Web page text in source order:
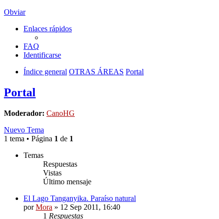
Obviar
Enlaces rápidos
FAQ
Identificarse
Índice general OTRAS ÁREAS Portal
Portal
Moderador: CanoHG
Nuevo Tema
1 tema • Página 1 de 1
Temas
Respuestas
Vistas
Último mensaje
El Lago Tanganyika. Paraíso natural
porMora » 12 Sep 2011, 16:40
1 Respuestas